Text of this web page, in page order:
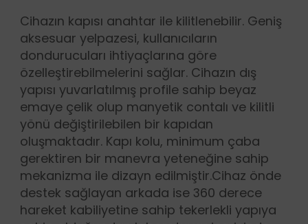
Cihazın kapısı anahtar ile kilitlenebilir. Geniş
aksesuar yelpazesi, kullanıcıların
dondurucuları ihtiyaçlarına göre
özelleştirebilmelerini sağlar. Cihazın dış
yapısı yuvarlatılmış profile sahip beyaz
emaye çelik olup manyetik contalı ve kilitli
yönü değiştirilebilen bir kapıdan
oluşmaktadır. Kapı kolu, minimum çaba
gerektiren bir manevra yeteneğine sahip
mekanizma ile dizayn edilmiştir.Cihaz önde
destek sağlayan arkada ise 360 derece
hareket kabiliyetine sahip tekerlekli yapıya